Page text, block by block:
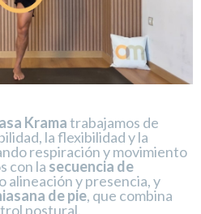
Kramatrabajamos de
la flexibilidad y la
respiración y movimiento
con la secuencia de
alineación y presencia, y
de pie, que combina
postural.